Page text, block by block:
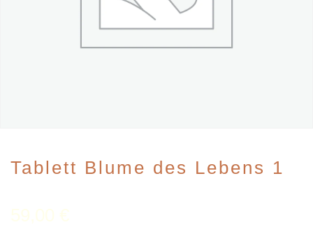
Tablett Blume des Lebens 1